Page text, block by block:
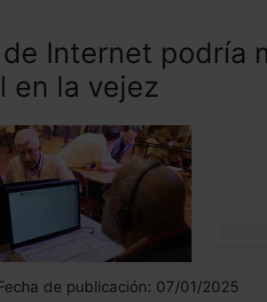
de Internet podría
en la vejez
de publicación: 07/01/2025